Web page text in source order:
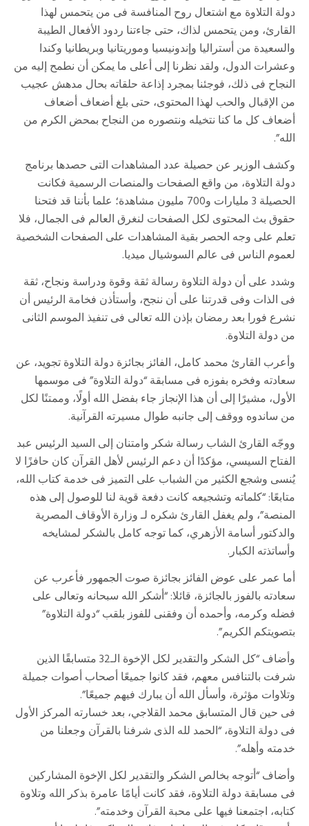
دولة التلاوة مع اشتعال روح المنافسة فى من يتحمس لهذا
القارئ، ومن يتحمس لذاك، حتى جاءتنا ردود الأفعال الطيبة
والسعيدة من أستراليا وإندونيسيا وموريتانيا وبريطانيا وكندا
وعشرات الدول، ولقد نظرنا إلى أعلى ما يمكن أن نطمح إليه من
النجاح فى ذلك، فوجئنا بمجرد إذاعة حلقاته بحال مدهش عجيب
من الإقبال والحب لهذا المحتوى، حتى بلغ أضعاف أضعاف
أضعاف كل ما كنا نتخيله ونتصوره من النجاح بمحض الكرم من
الله”.
وكشف الوزير عن حصيلة عدد المشاهدات التى حصدها برنامج
دولة التلاوة، من واقع الصفحات والمنصات الرسمية فكانت
الحصيلة 3 مليارات و700 مليون مشاهدة؛ علما بأننا قد فتحنا
حقوق بث المحتوى لكل الصفحات لنغرق العالم فى الجمال، فلا
تعلم على وجه الحصر بقية المشاهدات على الصفحات الشخصية
لعموم الناس فى عالم السوشيال ميديا.
وشدد على أن دولة التلاوة رسالة ثقة وقوة ودراسة ونجاح، ثقة
فى الذات وفى قدرتنا على أن ننجح، وأستأذن فخامة الرئيس أن
نشرع فورا بعد رمضان بإذن الله تعالى فى تنفيذ الموسم الثانى
من دولة التلاوة.
وأعرب القارئ محمد كامل، الفائز بجائزة دولة التلاوة تجويد، عن
سعادته وفخره بفوزه فى مسابقة “دولة التلاوة” فى موسمها
الأول، مشيرًا إلى أن هذا الإنجاز جاء بفضل الله أولًا، وممتنًا لكل
من ساندوه ووقف إلى جانبه طوال مسيرته القرآنية.
ووجّه القارئ الشاب رسالة شكر وامتنان إلى السيد الرئيس عبد
الفتاح السيسي، مؤكدًا أن دعم الرئيس لأهل القرآن كان حافزًا لا
يُنسى وشجع الكثير من الشباب على التميز فى خدمة كتاب الله،
متابعًا: “كلماته وتشجيعه كانت دفعة قوية لنا للوصول إلى هذه
المنصة”، ولم يغفل القارئ شكره لـ وزارة الأوقاف المصرية
والدكتور أسامة الأزهري، كما توجه كامل بالشكر لمشايخه
وأساتذته الكبار.
أما عمر على عوض الفائز بجائزة صوت الجمهور فأعرب عن
سعادته بالفوز بالجائزة، قائلا: “أشكر الله سبحانه وتعالى على
فضله وكرمه، وأحمده أن وفقنى للفوز بلقب “دولة التلاوة”
بتصويتكم الكريم”.
وأضاف “كل الشكر والتقدير لكل الإخوة الـ32 متسابقًا الذين
شرفت بالتنافس معهم، فقد كانوا جميعًا أصحاب أصوات جميلة
وتلاوات مؤثرة، وأسأل الله أن يبارك فيهم جميعًا”.
فى حين قال المتسابق محمد القلاجي، بعد خسارته المركز الأول
فى دولة التلاوة، “الحمد لله الذى شرفنا بالقرآن وجعلنا من
خدمته وأهله”.
وأضاف “أتوجه بخالص الشكر والتقدير لكل الإخوة المشاركين
فى مسابقة دولة التلاوة، فقد كانت أيامًا عامرة بذكر الله وتلاوة
كتابه، اجتمعنا فيها على محبة القرآن وخدمته”.